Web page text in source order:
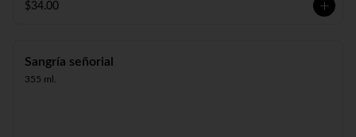
$34.00
Sangría señorial
355 ml.